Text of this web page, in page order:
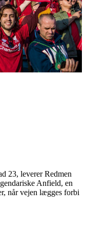
23, leverer Redmen
Anfield, en
når vejen lægges forbi